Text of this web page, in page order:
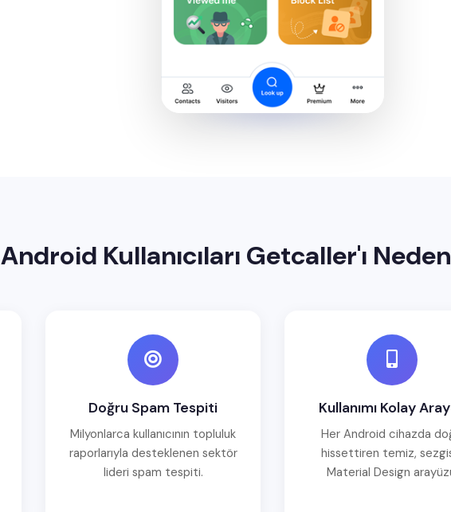
Android Kullanıcıları Getcaller'ı
Doğru Spam Tespiti
Milyonlarca kullanıcının topluluk
raporlarıyla desteklenen sektör
lideri spam tespiti.
Kullanımı Kolay
Her Android cihazda
hissettiren temiz,
Material Design